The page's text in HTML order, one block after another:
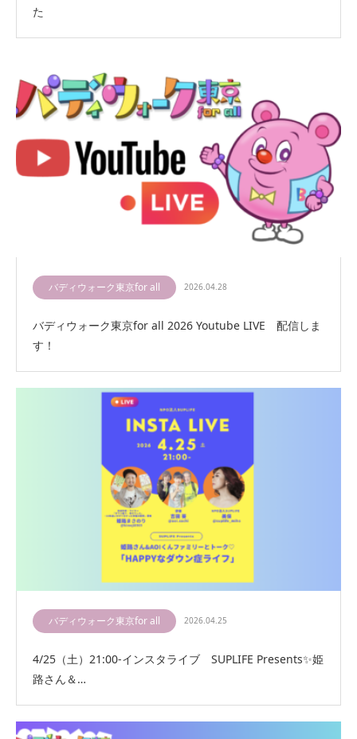
た
バディウォーク東京for all 2026.04.28
バディウォーク東京for all 2026 Youtube LIVE 配信しま
す！
バディウォーク東京for all 2026.04.25
4/25（土）21:00-インスタライブ SUPLIFE Presents✨姫
路さん＆…